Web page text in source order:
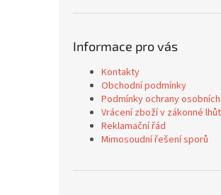
Informace pro vás
Kontakty
Obchodní podmínky
Podmínky ochrany
Vrácení zboží v zákonné
Reklamační řád
Mimosoudní řešení sporů